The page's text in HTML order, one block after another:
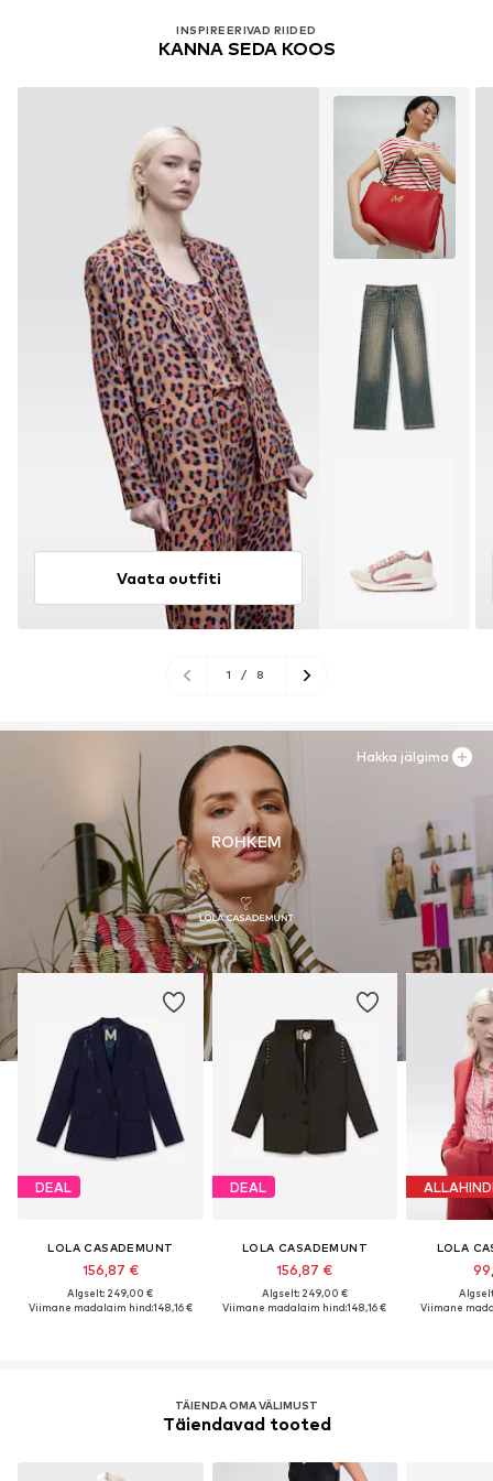
INSPIREERIVAD RIIDED
KANNA SEDA KOOS
Vaata outfiti
1 / 8
ROHKEM
DEAL
LOLA CASADEMUNT
156,87 €
Algselt: 249,00 €
Viimane madalaim hind:148,16 €
DEAL
LOLA CASADEMUNT
156,87 €
Algselt: 249,00 €
Viimane madalaim hind:148,16 €
LOLA
Viimane
Hakka jälgima
TÄIENDA OMA VÄLIMUST
Täiendavad tooted